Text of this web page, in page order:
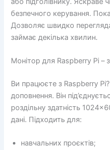
безпечного керування.
Дозволяє швидко
займає декілька хвилин.
Монітор для Raspberry Pi –
Ви працюєте з Raspberry
доповнення. Він
роздільну здатність
дані. Підходить для:
навчальних проєктів;